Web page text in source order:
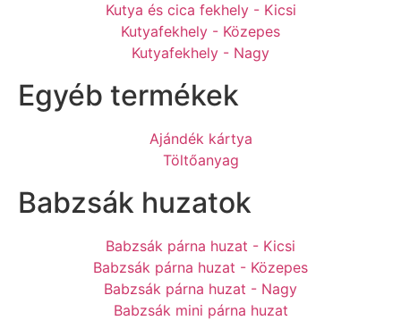
Kutya és cica fekhely - Kicsi
Kutyafekhely - Közepes
Kutyafekhely - Nagy
Egyéb termékek
Ajándék kártya
Töltőanyag
Babzsák huzatok
Babzsák párna huzat - Kicsi
Babzsák párna huzat - Közepes
Babzsák párna huzat - Nagy
Babzsák mini párna huzat